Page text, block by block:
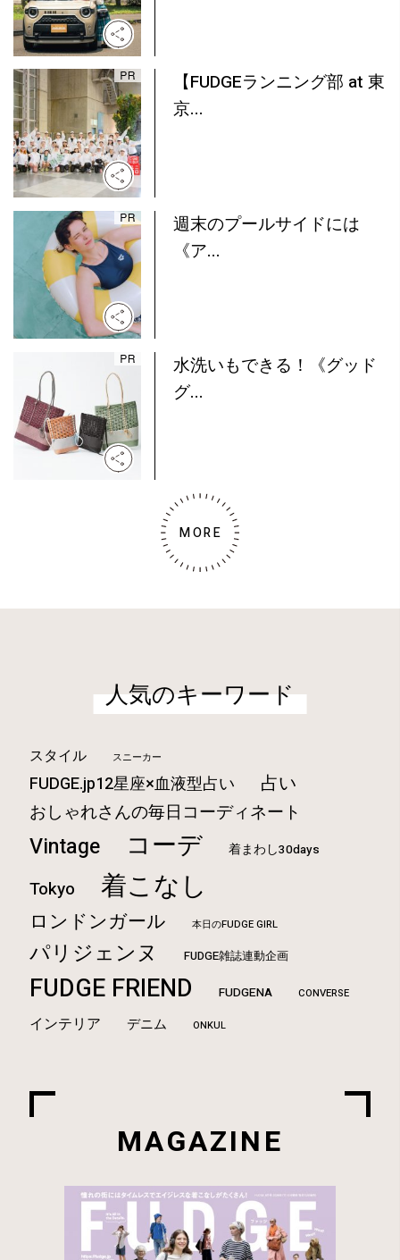
【FUDGEランニング部 at 東
京...
週末のプールサイドには
《ア...
水洗いもできる！《グッド
グ...
MORE
人気のキーワード
スタイル スニーカー
FUDGE.jp12星座×血液型占い 占い
おしゃれさんの毎日コーディネート
Vintage コーデ 着まわし30days
Tokyo 着こなし
ロンドンガール 本日のFUDGE GIRL
パリジェンヌ FUDGE雑誌連動企画
FUDGE FRIEND FUDGENA CONVERSE
インテリア デニム ONKUL
MAGAZINE